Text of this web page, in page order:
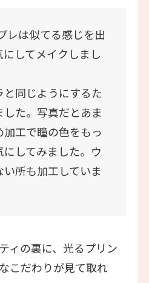
レは似てる感じを出
してメイクしまし
同じようにするた
た。写真だとあま
工で瞳の色をもっ
してみました。ウ
所も加工していま
ィの裏に、光るプリン
こだわりが見て取れ